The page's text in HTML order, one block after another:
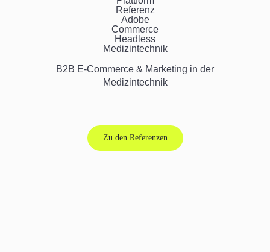
B2B E-Commerce & Marketing in der
Medizintechnik
Zu den Referenzen